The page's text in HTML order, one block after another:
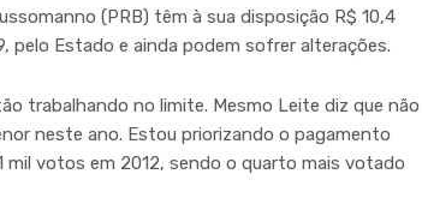
(PRB) têm à sua disposição R$ 10,4
Estado e ainda podem sofrer alterações.
trabalhando no limite. Mesmo Leite diz que não
neste ano. Estou priorizando o pagamento
mil votos em 2012, sendo o quarto mais votado